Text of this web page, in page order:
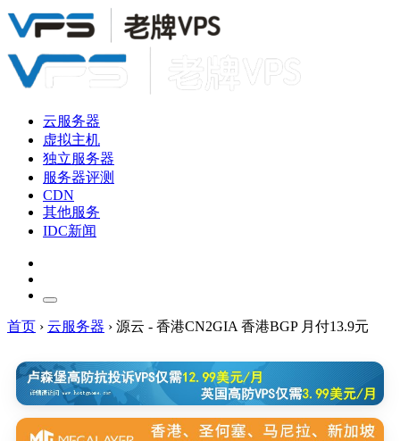
云服务器
虚拟主机
独立服务器
服务器评测
CDN
其他服务
IDC新闻
首页 › 云服务器 › 源云 - 香港CN2GIA 香港BGP 月付13.9元